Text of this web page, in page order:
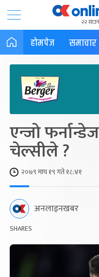
२२
होमपेज समाचार
एन्जो
चेल्सीले ?
२०७९ माघ १९ गते १८:४१
अनलाइनखबर
SHARES